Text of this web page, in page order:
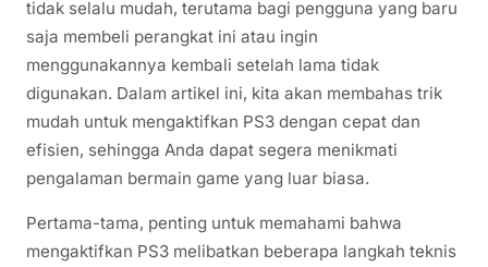
tidak selalu mudah, terutama bagi pengguna yang baru
saja membeli perangkat ini atau ingin
menggunakannya kembali setelah lama tidak
digunakan. Dalam artikel ini, kita akan membahas trik
mudah untuk mengaktifkan PS3 dengan cepat dan
efisien, sehingga Anda dapat segera menikmati
pengalaman bermain game yang luar biasa.
Pertama-tama, penting untuk memahami bahwa
mengaktifkan PS3 melibatkan beberapa langkah teknis